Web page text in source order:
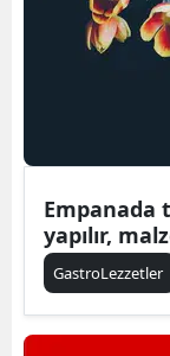
Empanada
yapılır,
GastroLezzetler